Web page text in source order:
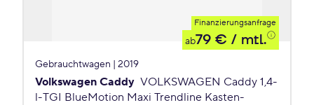
Finanzierungsanfrage
ab79 € / mtl.
Gebrauchtwagen | 2019
Volkswagen Caddy VOLKSWAGEN Caddy 1,4-
l-TGI BlueMotion Maxi Trendline Kasten-